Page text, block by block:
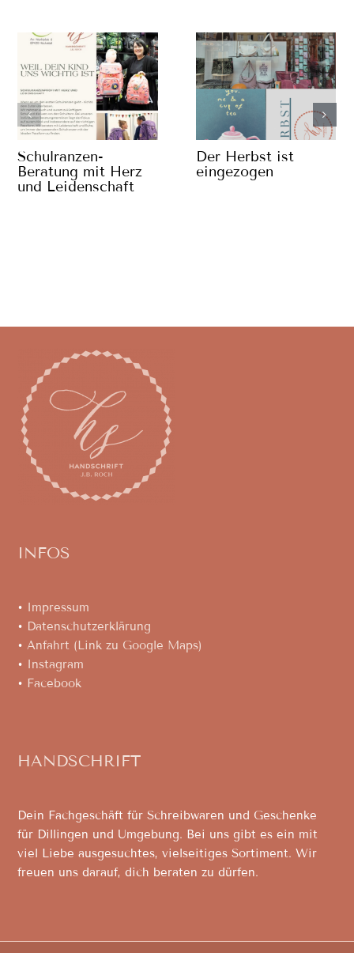
Schulranzen-
Beratung mit Herz
und Leidenschaft
Der Herbst ist
eingezogen
HANDSCHRIFT
Dein Fachgeschäft für Schreibwaren und Geschenke
für Dillingen und Umgebung. Bei uns gibt es ein mit
viel Liebe ausgesuchtes, vielseitiges Sortiment. Wir
freuen uns darauf, dich beraten zu dürfen.
INFOS
• Impressum
• Datenschutzerklärung
•Anfahrt (Link zu Google Maps)
• Instagram
• Facebook